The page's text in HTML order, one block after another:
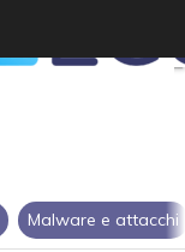
Malware e attacchi